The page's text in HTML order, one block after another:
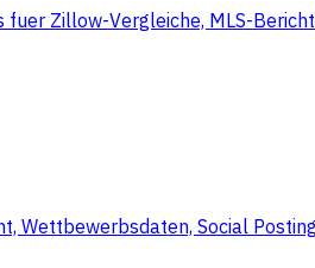
Zillow-Vergleiche, MLS-
Wettbewerbsdaten, Social